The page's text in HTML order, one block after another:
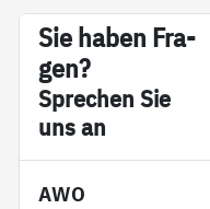
Sie ha­ben Fra­
gen?
Sp­re­chen Sie
uns an
AWO